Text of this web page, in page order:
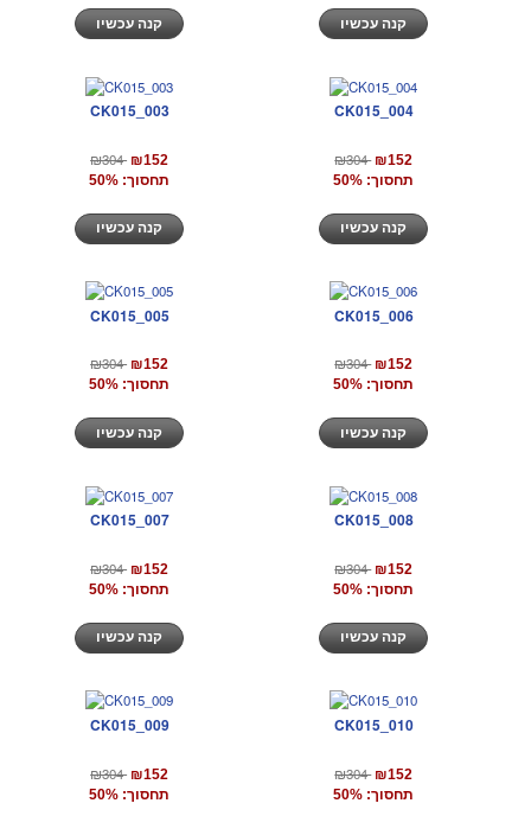
CK015_003
₪304 ₪152
תחסוך: 50%
CK015_004
₪304 ₪152
תחסוך: 50%
CK015_005
₪304 ₪152
תחסוך: 50%
CK015_006
₪304 ₪152
תחסוך: 50%
CK015_007
₪304 ₪152
תחסוך: 50%
CK015_008
₪304 ₪152
תחסוך: 50%
CK015_009
₪304 ₪152
תחסוך: 50%
CK015_010
₪304 ₪152
תחסוך: 50%